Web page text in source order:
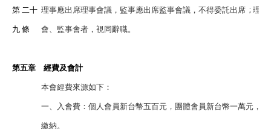
第 二十
九 條
理事應出席理事會議，監事應出席監事會議，不得委託出席 ; 理
會、監事會者，視同辭職。
第五章 經費及會計
本會經費來源如下：
一、入會費：個人會員新台幣五百元，團體會員新台幣一萬元，
繳納。